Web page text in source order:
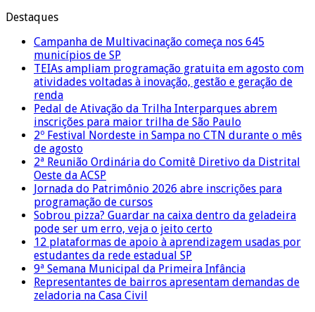
Destaques
Campanha de Multivacinação começa nos 645
municípios de SP
TEIAs ampliam programação gratuita em agosto com
atividades voltadas à inovação, gestão e geração de
renda
Pedal de Ativação da Trilha Interparques abrem
inscrições para maior trilha de São Paulo
2º Festival Nordeste in Sampa no CTN durante o mês
de agosto
2ª Reunião Ordinária do Comitê Diretivo da Distrital
Oeste da ACSP
Jornada do Patrimônio 2026 abre inscrições para
programação de cursos
Sobrou pizza? Guardar na caixa dentro da geladeira
pode ser um erro, veja o jeito certo
12 plataformas de apoio à aprendizagem usadas por
estudantes da rede estadual SP
9ª Semana Municipal da Primeira Infância
Representantes de bairros apresentam demandas de
zeladoria na Casa Civil